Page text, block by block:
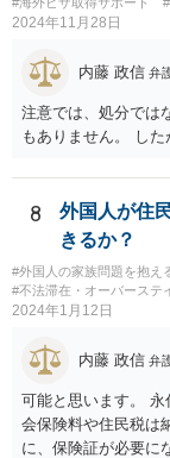
2024年11月28日
内藤 政信 弁
注意では、処分では
もありません。 し
8
外国人が住
きるか？
#外国人の家族問題を抱え
#不法滞在・オーバーステ
2024年1月12日
内藤 政信 弁
可能と思います。
会保険料や住民税は
に、保険証が必要に